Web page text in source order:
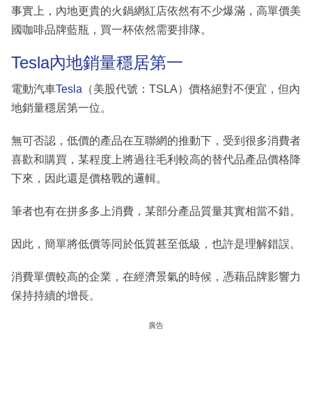
事實上，內地更貴的火鍋網紅店依然有不少爆滿，高單價美
國咖啡品牌藍瓶，買一杯依然需要排隊。
Tesla內地銷量穩居第一
電動汽車Tesla （美股代號：TSLA）價格絕對不便宜，但內
地銷量穩居第一位。
無可否認，低價的產品在互聯網的推動下，受到很多消費者
喜歡和購買，某程度上將過往毛利較高的替代品產品價格降
下來，因此還是價格戰的邏輯。
筆者也有在拼多多上消費，某部分產品質量其實相當不錯。
因此，簡單將低價等同於低質甚至低級，也許是理解錯誤。
消費單價較高的企業，在經濟景氣的時候，憑藉品牌影響力
保持持續的增長。
廣告